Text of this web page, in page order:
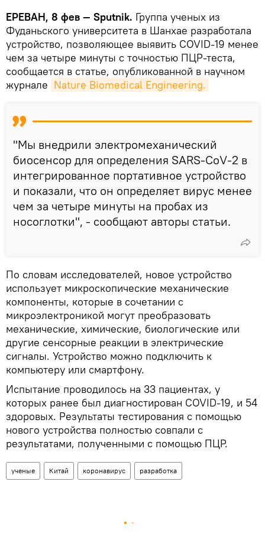
ЕРЕВАН, 8 фев — Sputnik. Группа ученых из
Фуданьского университета в Шанхае разработала
устройство, позволяющее выявить COVID-19 менее
чем за четыре минуты с точностью ПЦР-теста,
сообщается в статье, опубликованной в научном
журнале Nature Biomedical Engineering.
"Мы внедрили электромеханический
биосенсор для определения SARS-CoV-2 в
интегрированное портативное устройство
и показали, что он определяет вирус менее
чем за четыре минуты на пробах из
носоглотки", - сообщают авторы статьи.
По словам исследователей, новое устройство
использует микроскопические механические
компоненты, которые в сочетании с
микроэлектроникой могут преобразовать
механические, химические, биологические или
другие сенсорные реакции в электрические
сигналы. Устройство можно подключить к
компьютеру или смартфону.
Испытание проводилось на 33 пациентах, у
которых ранее был диагностирован COVID-19, и 54
здоровых. Результаты тестирования с помощью
нового устройства полностью совпали с
результатами, полученными с помощью ПЦР.
ученые Китай коронавирус разработка